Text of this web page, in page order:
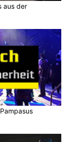
aus der